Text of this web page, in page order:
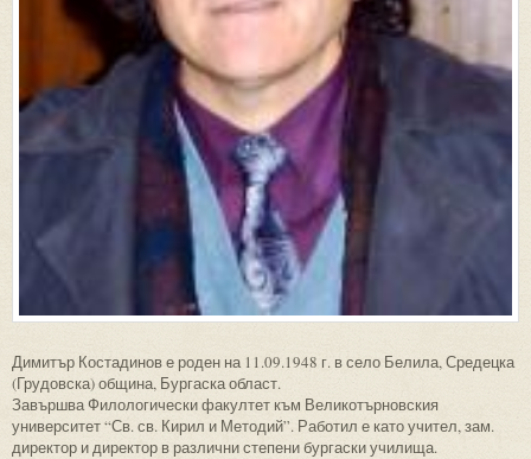
Димитър Костадинов е роден на 11.09.1948 г. в село Белила, Средецка
(Грудовска) община, Бургаска област.
Завършва Филологически факултет към Великотърновския
университет “Св. св. Кирил и Методий”. Работил е като учител, зам.
директор и директор в различни степени бургаски училища.